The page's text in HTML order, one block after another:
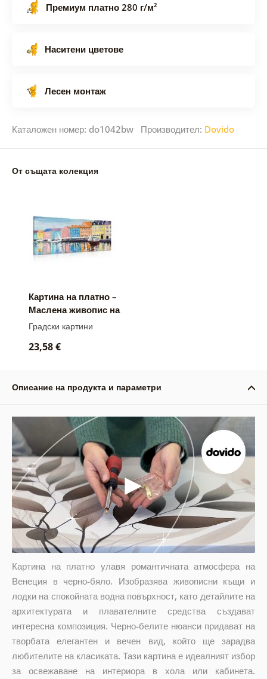
Премиум платно 280 г/м²
Наситени цветове
Лесен монтаж
Каталожен номер: do1042bw Производител: Dovido
От същата колекция
Картина на платно –
Маслена живопис на
Венеция
Градски картини
23,58 €
Описание на продукта и параметри
Картина на платно улавя романтичната атмосфера на
Венеция в черно-бяло. Изобразява живописни къщи и
лодки на спокойната водна повърхност, като детайлите на
архитектурата и плавателните средства създават
интересна композиция. Черно-белите нюанси придават на
творбата елегантен и вечен вид, който ще зарадва
любителите на класиката. Тази картина е идеалният избор
за освежаване на интериора в хола или кабинета.